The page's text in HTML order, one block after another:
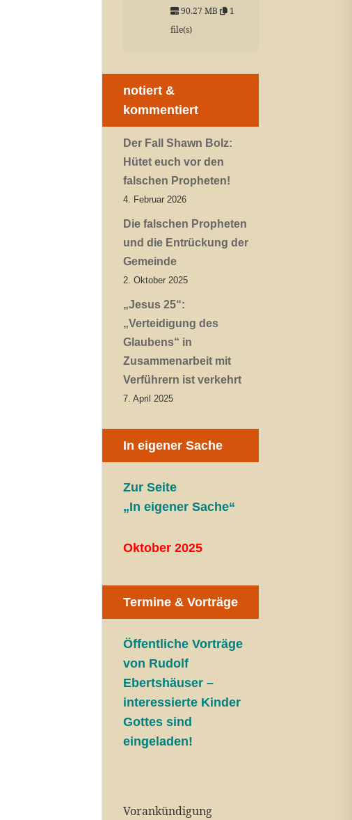
90.27 MB
1
file(s)
notiert &
kommentiert
Der Fall Shawn Bolz:
Hütet euch vor den
falschen Propheten!
4. Februar 2026
Die falschen Propheten
und die Entrückung der
Gemeinde
2. Oktober 2025
„Jesus 25“:
„Verteidigung des
Glaubens“ in
Zusammenarbeit mit
Verführern ist verkehrt
7. April 2025
In eigener Sache
Zur Seite
„In eigener Sache“
Oktober 2025
Termine & Vorträge
Öffentliche Vorträge
von Rudolf
Ebertshäuser –
interessierte Kinder
Gottes sind
eingeladen!
Vorankündigung